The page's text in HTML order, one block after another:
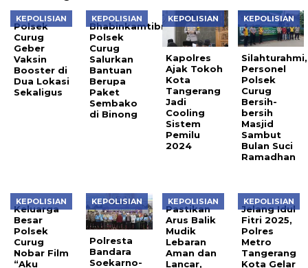
KEPOLISIAN
Polsek
Curug
Geber
Vaksin
Booster di
Dua Lokasi
Sekaligus
KEPOLISIAN
Bhabinkamtibmas
Polsek
Curug
Salurkan
Bantuan
Berupa
Paket
Sembako
di Binong
KEPOLISIAN
Kapolres
Ajak Tokoh
Kota
Tangerang
Jadi
Cooling
Sistem
Pemilu
2024
KEPOLISIAN
Silahturahmi,
Personel
Polsek
Curug
Bersih-
bersih
Masjid
Sambut
Bulan Suci
Ramadhan
KEPOLISIAN
Keluarga
Besar
Polsek
Curug
Nobar Film
“Aku
KEPOLISIAN
Polresta
Bandara
Soekarno-
KEPOLISIAN
Pastikan
Arus Balik
Mudik
Lebaran
Aman dan
Lancar,
KEPOLISIAN
Jelang Idul
Fitri 2025,
Polres
Metro
Tangerang
Kota Gelar